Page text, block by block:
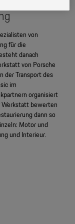
von
für die
danach
von Porsche
der Transport des
im
organisiert
Werkstatt bewerten
dann so
Motor und
und Interieur.
2.
KG, eingesehen